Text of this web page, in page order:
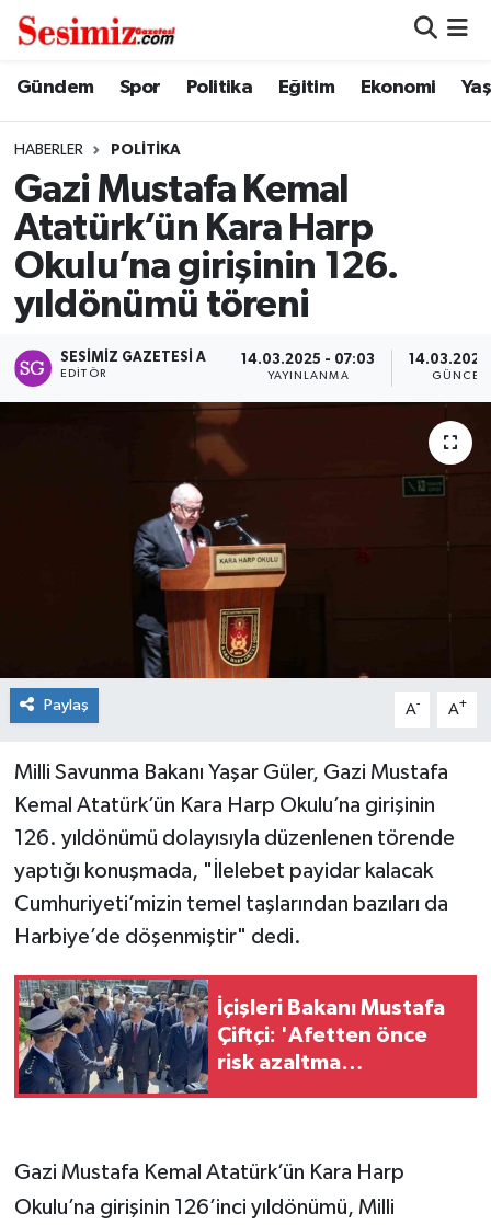
Gündem Spor Politika Eğitim Ekonomi
HABERLER POLITIKA
Gazi Mustafa Kemal
Atatürk’ün Kara Harp
Okulu’na girişinin 126.
yıldönümü töreni
SESIMIZ GAZETESI A
EDITÖR
14.03.2025 - 07:03
YAYINLANMA
Paylaş A- A+
Milli Savunma Bakanı Yaşar Güler, Gazi Mustafa
Kemal Atatürk’ün Kara Harp Okulu’na girişinin
126. yıldönümü dolayısıyla düzenlenen törende
yaptığı konuşmada, "İlelebet payidar kalacak
Cumhuriyeti’mizin temel taşlarından bazıları da
Harbiye’de döşenmiştir" dedi.
İçişleri Bakanı Mustafa
Çiftçi: 'Afetten önce
risk azaltma
Gazi Mustafa Kemal Atatürk’ün Kara Harp
Okulu’na girişinin 126’inci yıldönümü, Milli
Dünya
Ekonomi
Genel
Gündem
Magazin
Tokat Haberleri
Yaşam
Nöbetçi Eczaneler
Hava Durumu
Namaz Vakitleri
Trafik Durumu
Süper Lig Puan Durumu ve Fikstür
Tüm Manşetler
Son Dakika Haberleri